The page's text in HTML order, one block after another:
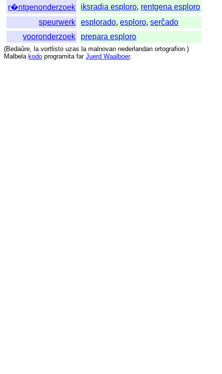
r�ntgenonderzoek
iksradia esploro, rentgena esploro
speurwerk
esplorado,esploro,serĉado
vooronderzoek
prepara esploro
(Bedaŭre, la vortlisto uzas la malnovan nederlandan ortografion.)
Malbela kodo programita far Juerd Waalboer.